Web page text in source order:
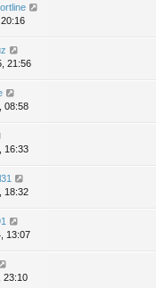
21:56
08:58
16:33
18:32
13:07
23:10